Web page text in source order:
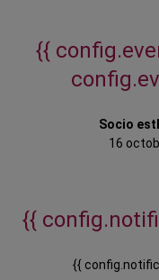
{{
Socio
16
{{
{{